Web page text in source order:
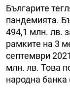
Българите
пандемията.
494,1 млн. лв.
рамките на 3
септември
млн. лв. Това
народна